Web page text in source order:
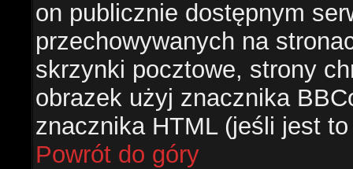
on publicznie dostępnym
przechowywanych na
skrzynki pocztowe, strony
obrazek użyj znacznika
znacznika HTML (jeśli jest
Powrót do góry